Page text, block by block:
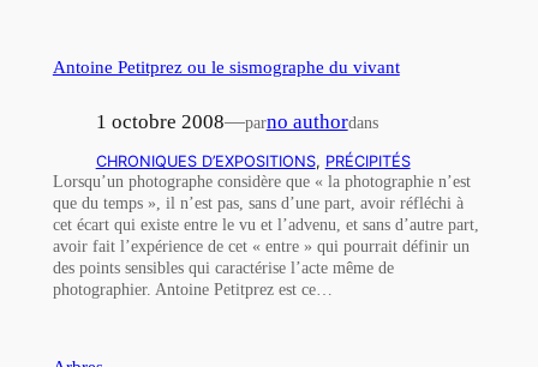
Antoine Petitprez ou le sismographe du vivant
1 octobre 2008—parno authordans
CHRONIQUES D’EXPOSITIONS, PRÉCIPITÉS
Lorsqu’un photographe considère que « la photographie n’est
que du temps », il n’est pas, sans d’une part, avoir réfléchi à
cet écart qui existe entre le vu et l’advenu, et sans d’autre part,
avoir fait l’expérience de cet « entre » qui pourrait définir un
des points sensibles qui caractérise l’acte même de
photographier. Antoine Petitprez est ce…